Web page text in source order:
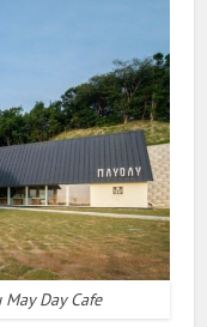
Day Cafe